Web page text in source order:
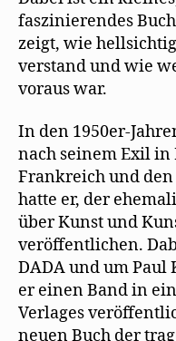
faszinierendes
zeigt, wie
verstand und wie
voraus war.
In den 1950er-
nach seinem Exil
Frankreich und den
hatte er, der
über Kunst und
veröffentlichen.
DADA und um Paul
er einen Band in
Verlages
neuen Buch der